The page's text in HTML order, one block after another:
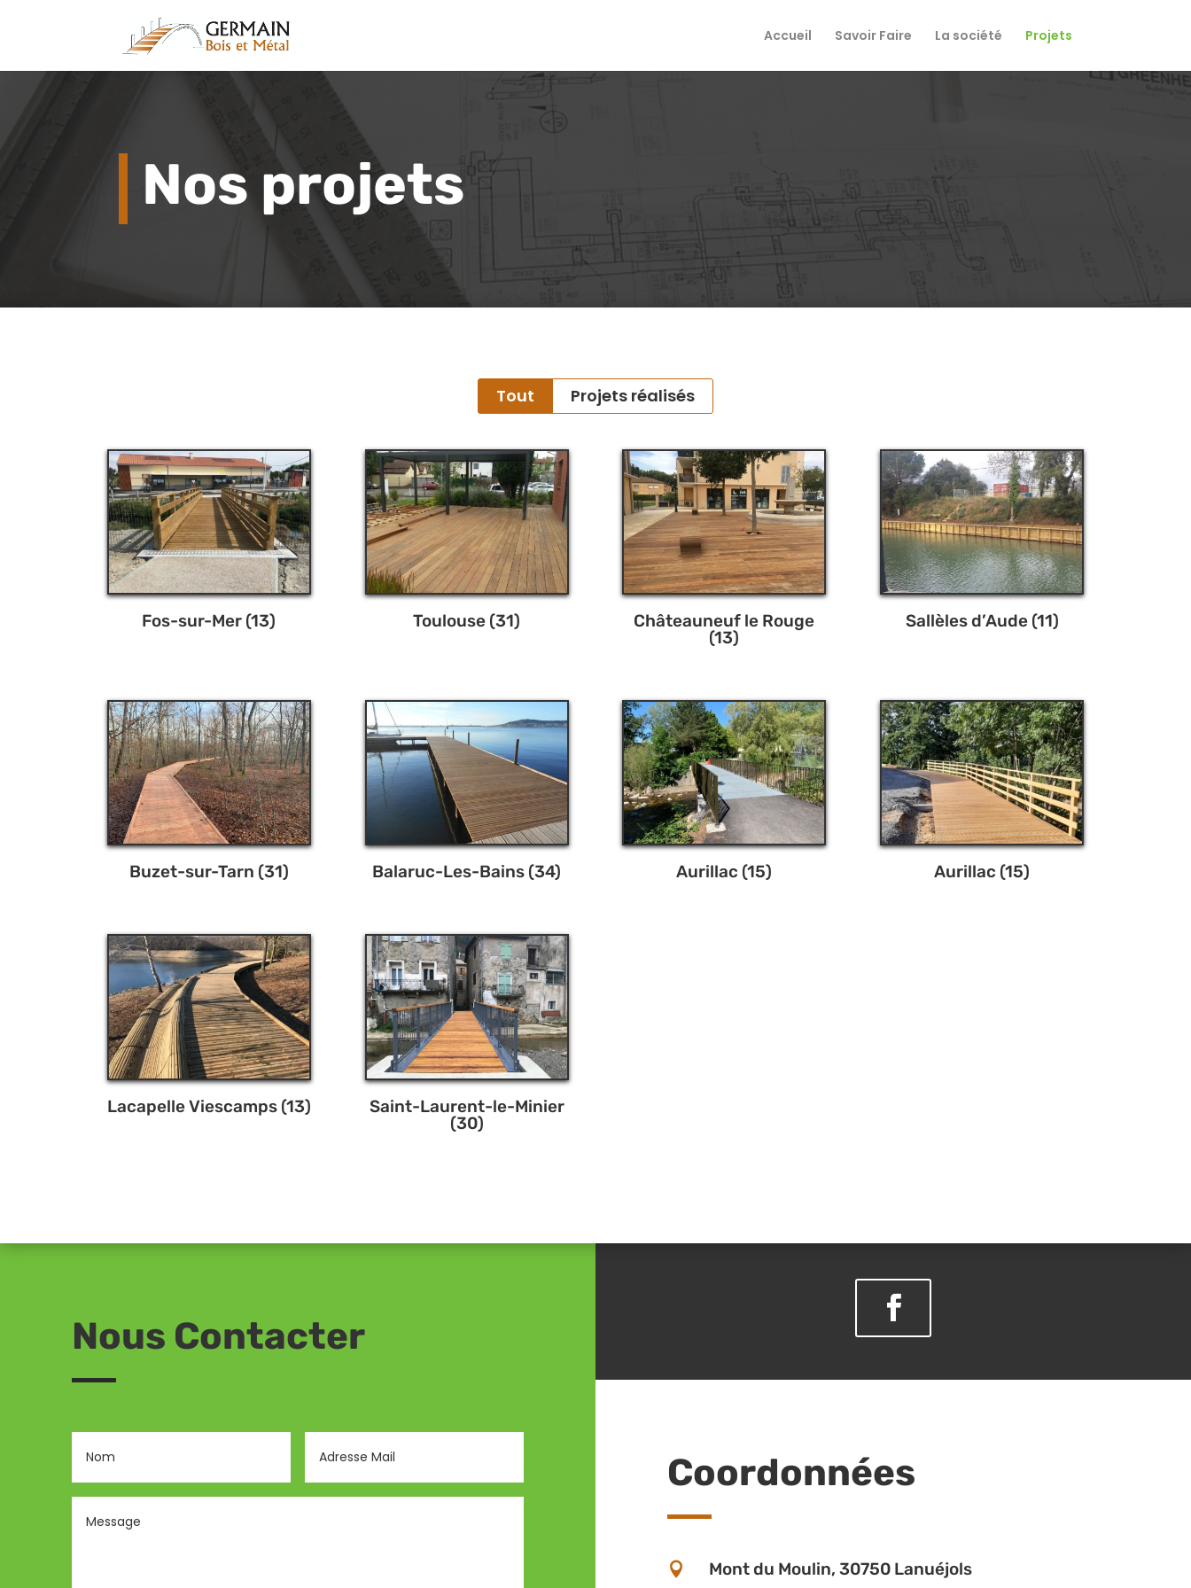
Accueil Savoir Faire La société Projets
Nos projets
Tout Projets réalisés
Fos-sur-Mer (13) Toulouse (31)
Châteauneuf le Rouge
(13)
Sallèles d’Aude (11)
Buzet-sur-Tarn (31) Balaruc-Les-Bains (34) Aurillac (15) Aurillac (15)
Lacapelle Viescamps (13)
Saint-Laurent-le-Minier
(30)
Nous Contacter
Coordonnées
 Mont du Moulin, 30750 Lanuéjols